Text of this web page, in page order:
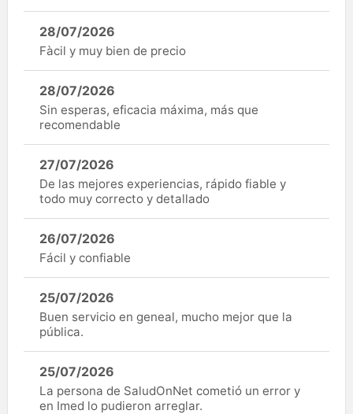
28/07/2026
Fàcil y muy bien de precio
28/07/2026
Sin esperas, eficacia máxima, más que
recomendable
27/07/2026
De las mejores experiencias, rápido fiable y
todo muy correcto y detallado
26/07/2026
Fácil y confiable
25/07/2026
Buen servicio en geneal, mucho mejor que la
pública.
25/07/2026
La persona de SaludOnNet cometió un error y
en Imed lo pudieron arreglar.